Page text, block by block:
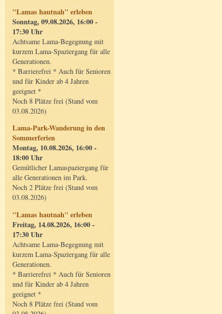
"Lamas hautnah" erleben
Sonntag, 09.08.2026, 16:00 -
17:30 Uhr
Achtsame Lama-Begegnung mit
kurzem Lama-Spaziergang für alle
Generationen.
* Barrierefrei * Auch für Senioren
und für Kinder ab 4 Jahren
geeignet *
Noch 8 Plätze frei (Stand vom
03.08.2026)
Lama-Park-Wanderung in den
Sommerferien
Montag, 10.08.2026, 16:00 -
18:00 Uhr
Gemütlicher Lamaspaziergang für
alle Generationen im Park.
Noch 2 Plätze frei (Stand vom
03.08.2026)
"Lamas hautnah" erleben
Freitag, 14.08.2026, 16:00 -
17:30 Uhr
Achtsame Lama-Begegnung mit
kurzem Lama-Spaziergang für alle
Generationen.
* Barrierefrei * Auch für Senioren
und für Kinder ab 4 Jahren
geeignet *
Noch 8 Plätze frei (Stand vom